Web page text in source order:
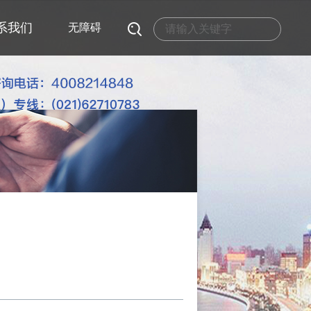
我们 无障碍